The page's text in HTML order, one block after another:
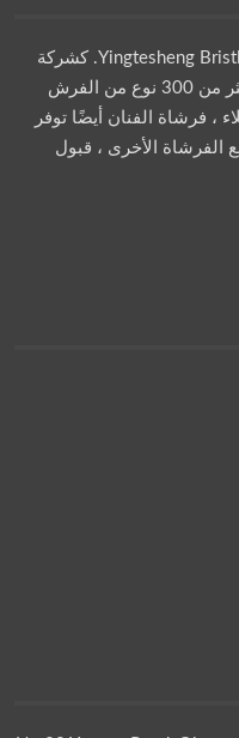
كشركة
مصنعة لفرشاة الطلاء في الصين مع أكثر من 300 نوع من الفرش
، فرشاة الفنان أيضًا توفر
الفرشاة الأخرى ، قبول